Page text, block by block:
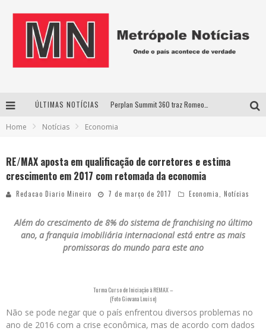
ÚLTIMAS NOTÍCIAS
Agosto Dourado: apoio, informação e acolhimento fortalecem o sucesso da amamentação
Home Notícias Economia
RE/MAX aposta em qualificação de corretores e estima
crescimento em 2017 com retomada da economia
Redacao Diario Mineiro 7 de março de 2017 Economia Notícias
Além do crescimento de 8% do sistema de franchising no último
ano, a franquia imobiliária internacional está entre as mais
promissoras do mundo para este ano
Turma Curso de Iniciação à REMAX –
(Foto Giovana Louise)
Não se pode negar que o país enfrentou diversos problemas no
ano de 2016 com a crise econômica, mas de acordo com dados